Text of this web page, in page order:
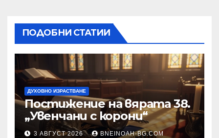
ПОДОБНИ СТАТИИ
ДУХОВНО ИЗРАСТВАНЕ
Постижение на вярата 38.
„Увенчани с корони“
3 АВГУСТ 2026 BNEINOAH-BG.COM